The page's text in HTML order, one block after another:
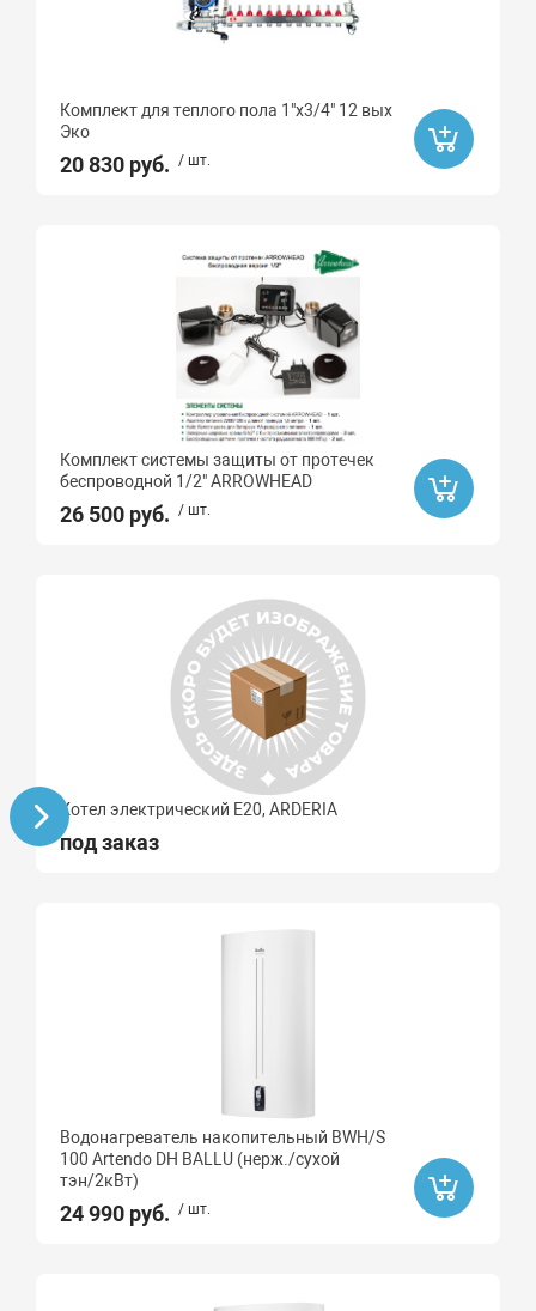
Комплект для теплого пола 1"х3/4" 12 вых
Эко
20 830 руб. / шт.
Комплект системы защиты от протечек
беcпроводной 1/2" ARROWHEAD
26 500 руб. / шт.
Котел электрический E20, ARDERIA
под заказ
Водонагреватель накопительный BWH/S
100 Artendo DH BALLU (нерж./сухой
тэн/2кВт)
24 990 руб. / шт.